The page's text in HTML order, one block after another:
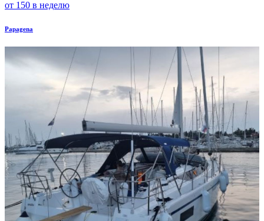
от 150 в неделю
Papagena